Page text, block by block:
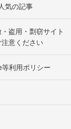
人気の記事
盗用・剽窃サイト
注意ください
利用ポリシー